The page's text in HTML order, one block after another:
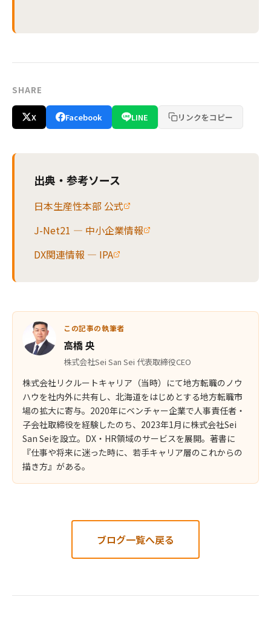
SHARE
X Facebook LINE リンクをコピー
出典・参考ソース
日本生産性本部 公式
J-Net21 — 中小企業情報
DX関連情報 — IPA
この記事の執筆者
高橋 央
株式会社Sei San Sei 代表取締役CEO
株式会社リクルートキャリア（当時）にて地方転職のノウ
ハウを社内外に共有し、北海道をはじめとする地方転職市
場の拡大に寄与。2020年にベンチャー企業で人事責任者・
子会社取締役を経験したのち、2023年1月に株式会社Sei
San Seiを設立。DX・HR領域のサービスを展開。著書に
『仕事や将来に迷った時に、若手キャリア層のこれからの
描き方』がある。
ブログ一覧へ戻る